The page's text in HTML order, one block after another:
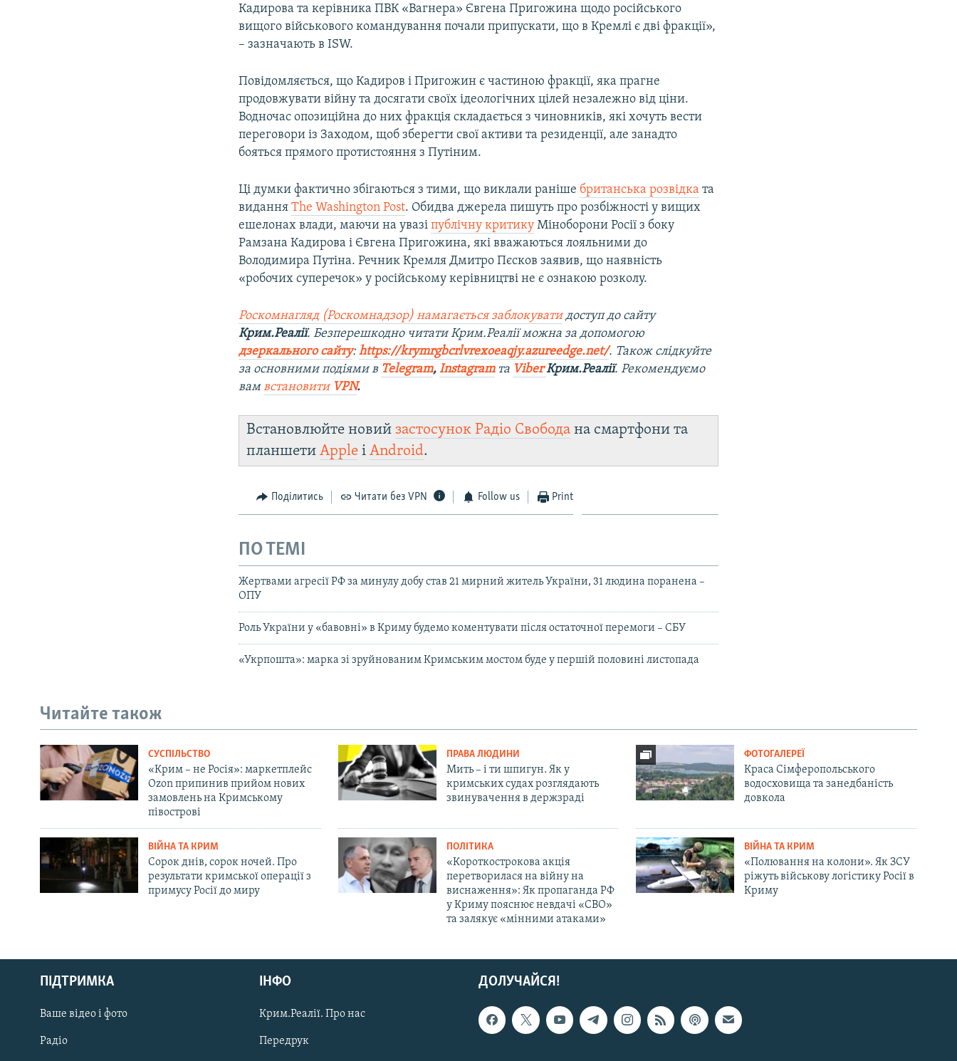
Русский
Qırımtatar
ДОЛУЧАЙСЯ!
Кадирова та керівника ПВК «Вагнера» Євгена Пригожина щодо російського
вищого військового командування почали припускати, що в Кремлі є дві фракції»,
– зазначають в ISW.
Повідомляється, що Кадиров і Пригожин є частиною фракції, яка прагне
продовжувати війну та досягати своїх ідеологічних цілей незалежно від ціни.
Водночас опозиційна до них фракція складається з чиновників, які хочуть вести
переговори із Заходом, щоб зберегти свої активи та резиденції, але занадто
бояться прямого протистояння з Путіним.
Ці думки фактично збігаються з тими, що виклали раніше британська розвідка та
виданняThe Washington Post. Обидва джерела пишуть про розбіжності у вищих
ешелонах влади, маючи на увазіпублічну критику Міноборони Росії з боку
Рамзана Кадирова і Євгена Пригожина, які вважаються лояльними до
Володимира Путіна. Речник Кремля Дмитро Пєсков заявив, що наявність
«робочих суперечок» у російському керівництві не є ознакою розколу.
Роскомнагляд (Роскомнадзор) намагається заблокуватидоступ до сайту
Крим.Реалії. Безперешкодно читати Крим.Реалії можна за допомогою
дзеркального сайту:https://krymrgbcrlvrexoeaqjy.azureedge.net/. Також слідкуйте
за основними подіями в Telegram,Instagramта ViberКрим.Реалії. Рекомендуємо
вамвстановити VPN.
Встановлюйте новийзастосунок Радіо Свобода на смартфони та
планшетиApple іAndroid.
Поділитись Читати без VPN Follow us Print
ПО ТЕМІ
Жертвами агресії РФ за минулу добу став 21 мирний житель України, 31 людина поранена –
ОПУ
Роль України у «бавовні» в Криму будемо коментувати після остаточної перемоги – СБУ
«Укрпошта»: марка зі зруйнованим Кримським мостом буде у першій половині листопада
Читайте також
СУСПІЛЬСТВО
«Крим – не Росія»: маркетплейс
Ozon припинив прийом нових
замовлень на Кримському
півострові
ПРАВА ЛЮДИНИ
Мить – і ти шпигун. Як у
кримських судах розглядають
звинувачення в держзраді
ФОТОГАЛЕРЕЇ
Краса Сімферопольського
водосховища та занедбаність
довкола
ВІЙНА ТА КРИМ
Сорок днів, сорок ночей. Про
результати кримської операції з
примусу Росії до миру
ПОЛІТИКА
«Короткострокова акція
перетворилася на війну на
виснаження»: Як пропаганда РФ
у Криму пояснює невдачі «СВО»
та залякує «мінними атаками»
ВІЙНА ТА КРИМ
«Полювання на колони». Як ЗСУ
ріжуть військову логістику Росії в
Криму
ДОЛУЧАЙСЯ!
ПІДТРИМКА
Ваше відео і фото
Радіо
ІНФО
Крим.Реалії. Про нас
Передрук